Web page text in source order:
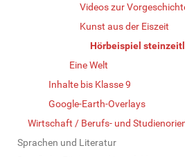
Videos zur
Kunst aus der Eiszeit
Hörbeispiel
Eine Welt
Inhalte bis Klasse 9
Google-Earth-Overlays
Wirtschaft / Berufs- und
Sprachen und Literatur